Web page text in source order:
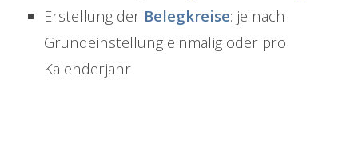
Erstellung der Belegkreise: je nach
Grundeinstellung einmalig oder pro
Kalenderjahr